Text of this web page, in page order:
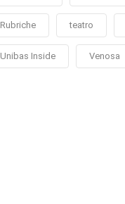
Rubriche teatro
Unibas Inside Venosa